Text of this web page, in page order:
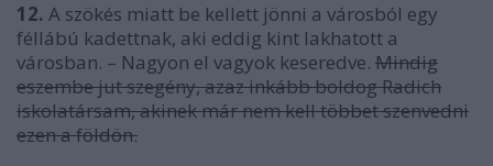
12. A szökés miatt be kellett jönni a városból egy
féllábú kadettnak, aki eddig kint lakhatott a
városban. – Nagyon el vagyok keseredve. Mindig
eszembe jut szegény, azaz inkább boldog Radich
iskolatársam, akinek már nem kell többet szenvedni
ezen a földön.